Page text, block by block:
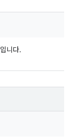
입니다.